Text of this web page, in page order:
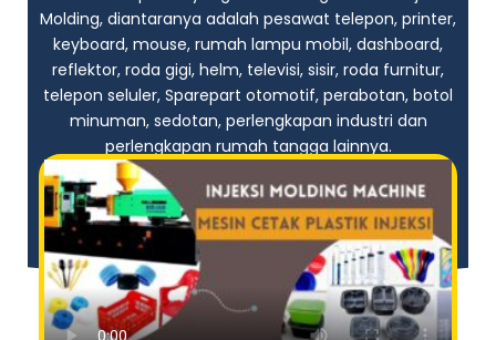
Molding, diantaranya adalah pesawat telepon, printer,
keyboard, mouse, rumah lampu mobil, dashboard,
reflektor, roda gigi, helm, televisi, sisir, roda furnitur,
telepon seluler, Sparepart otomotif, perabotan, botol
minuman, sedotan, perlengkapan industri dan
perlengkapan rumah tangga lainnya.